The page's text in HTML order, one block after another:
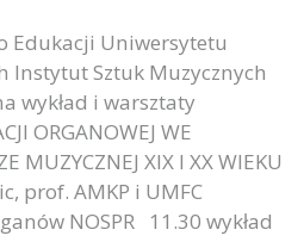
Edukacji Uniwersytetu
Instytut Sztuk Muzycznych
wykład i warsztaty
ORGANOWEJ WE
MUZYCZNEJ XIX I XX WIEKU
prof. AMKP i UMFC
NOSPR 11.30 wykład